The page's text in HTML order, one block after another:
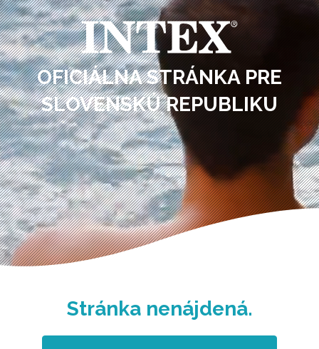
OFICIÁLNA STRÁNKA PRE
SLOVENSKÚ REPUBLIKU
Stránka nenájdená.